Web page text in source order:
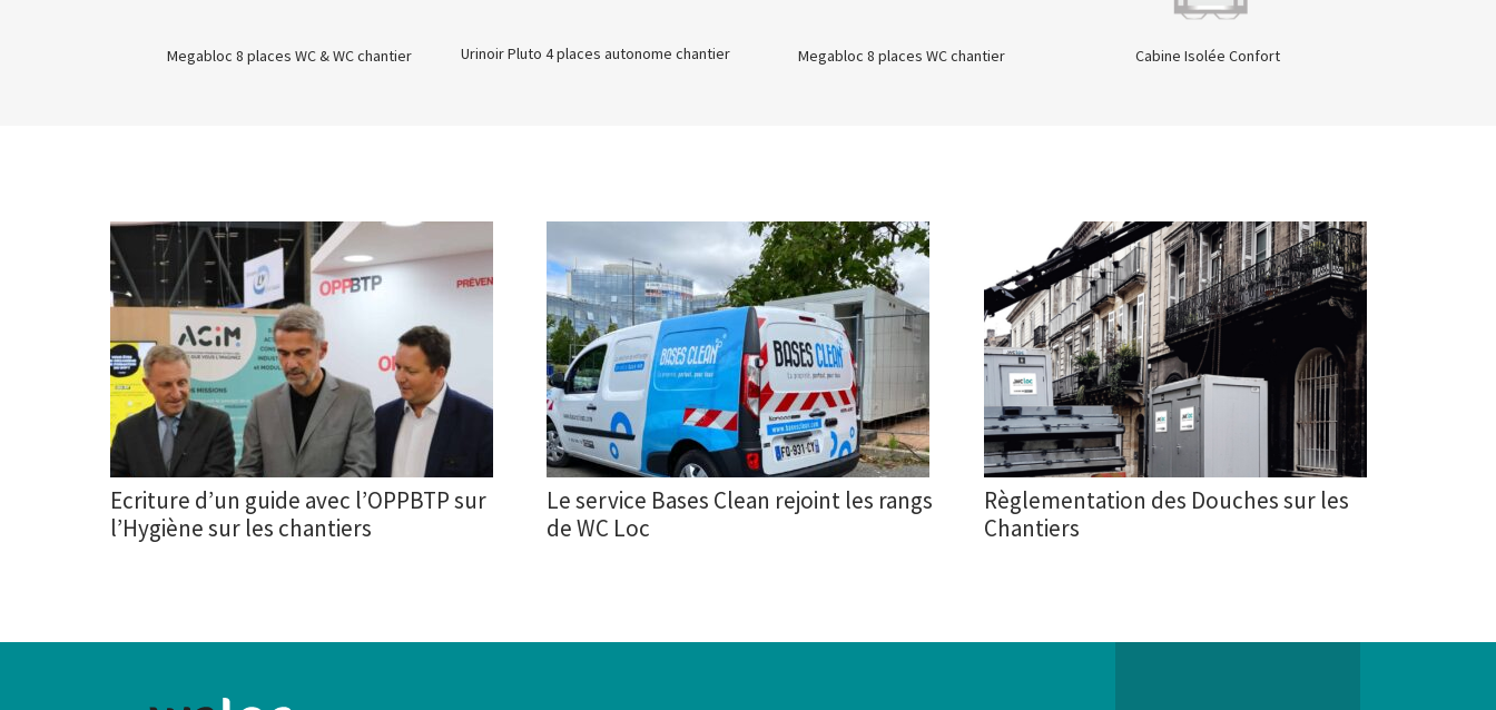
Megabloc 8 places WC & WC chantier Urinoir Pluto 4 places autonome chantier Megabloc 8 places WC chantier Cabine Isolée Confort
Ecriture d’un guide avec l’OPPBTP sur
l’Hygiène sur les chantiers
Le service Bases Clean rejoint les rangs
de WC Loc
Règlementation des Douches sur les
Chantiers